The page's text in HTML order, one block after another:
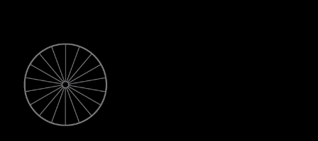
springen